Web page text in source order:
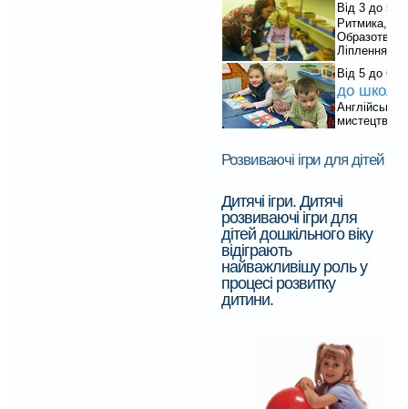
Від 3 до 5:
Ритмика,
Ліплення.
Від 5 до 6:
до школи
Англійська,
мистецтво,
Розвиваючі ігри для дітей
Дитячі ігри. Дитячі
розвиваючі ігри для
дітей дошкільного віку
відіграють
найважливішу роль у
процесі розвитку
дитини.